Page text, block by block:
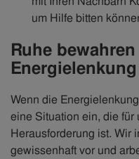
um Hilfe bitten
Ruhe
Wenn die
eine Situation ein, die für
Herausforderung ist. Wir
gewissenhaft vor und